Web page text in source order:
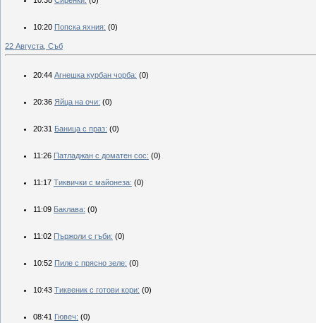
10:20 Попска яхния: (0)
22 Августа, Съб
20:44 Агнешка курбан чорба: (0)
20:36 Яйца на очи: (0)
20:31 Баница с праз: (0)
11:26 Патладжан с доматен сос: (0)
11:17 Тиквички с майонеза: (0)
11:09 Баклава: (0)
11:02 Пържоли с гъби: (0)
10:52 Пиле с прясно зеле: (0)
10:43 Тиквеник с готови кори: (0)
08:41 Гювеч: (0)